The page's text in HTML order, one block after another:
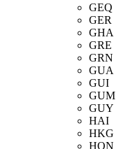
GEQ
GER
GHA
GRE
GRN
GUA
GUI
GUM
GUY
HAI
HKG
HON